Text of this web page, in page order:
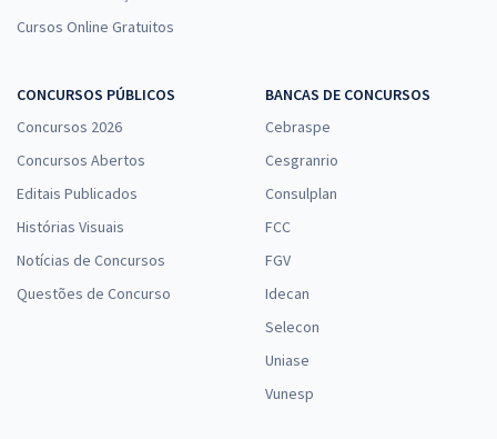
Cursos Online Gratuitos
CONCURSOS PÚBLICOS
Concursos 2026
Concursos Abertos
Editais Publicados
Histórias Visuais
Notícias de Concursos
Questões de Concurso
BANCAS DE CONCURSOS
Cebraspe
Cesgranrio
Consulplan
FCC
FGV
Idecan
Selecon
Uniase
Vunesp